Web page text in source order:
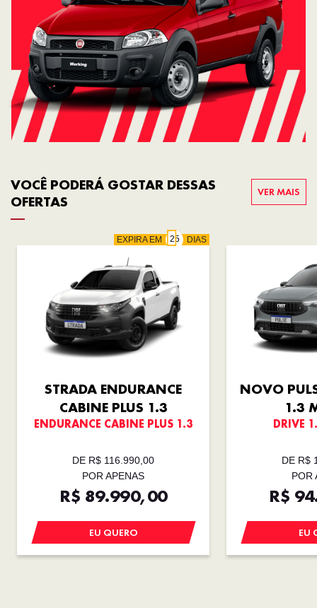
VOCÊ PODERÁ GOSTAR DESSAS
OFERTAS
VER MAIS
EXPIRA EM DIAS
STRADA ENDURANCE
CABINE PLUS 1.3
ENDURANCE CABINE PLUS 1.3
DE R$ 116.990,00
POR APENAS
R$ 89.990,00
EU QUERO
NOVO
1.3
DRIVE
DE R$
POR
R$
EU